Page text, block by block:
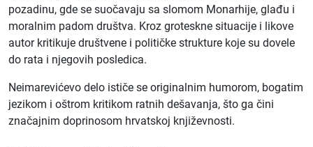
pozadinu, gde se suočavaju sa slomom Monarhije, glađu i
moralnim padom društva. Kroz groteskne situacije i likove
autor kritikuje društvene i političke strukture koje su dovele
do rata i njegovih posledica.
Neimarevićevo delo ističe se originalnim humorom, bogatim
jezikom i oštrom kritikom ratnih dešavanja, što ga čini
značajnim doprinosom hrvatskoj književnosti.